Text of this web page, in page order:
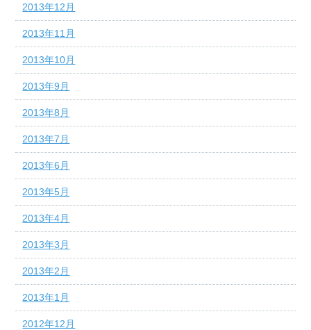
2013年12月
2013年11月
2013年10月
2013年9月
2013年8月
2013年7月
2013年6月
2013年5月
2013年4月
2013年3月
2013年2月
2013年1月
2012年12月